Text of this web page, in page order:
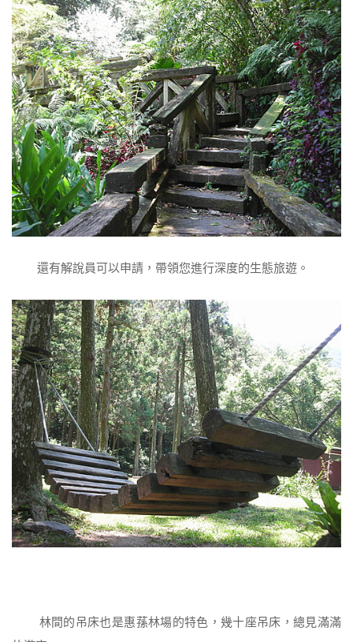
還有解說員可以申請，帶領您進行深度的生態旅遊。
林間的吊床也是惠蓀林場的特色，幾十座吊床，總見滿滿